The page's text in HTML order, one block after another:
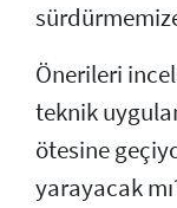
Önerileri
teknik
ötesine
yarayacak